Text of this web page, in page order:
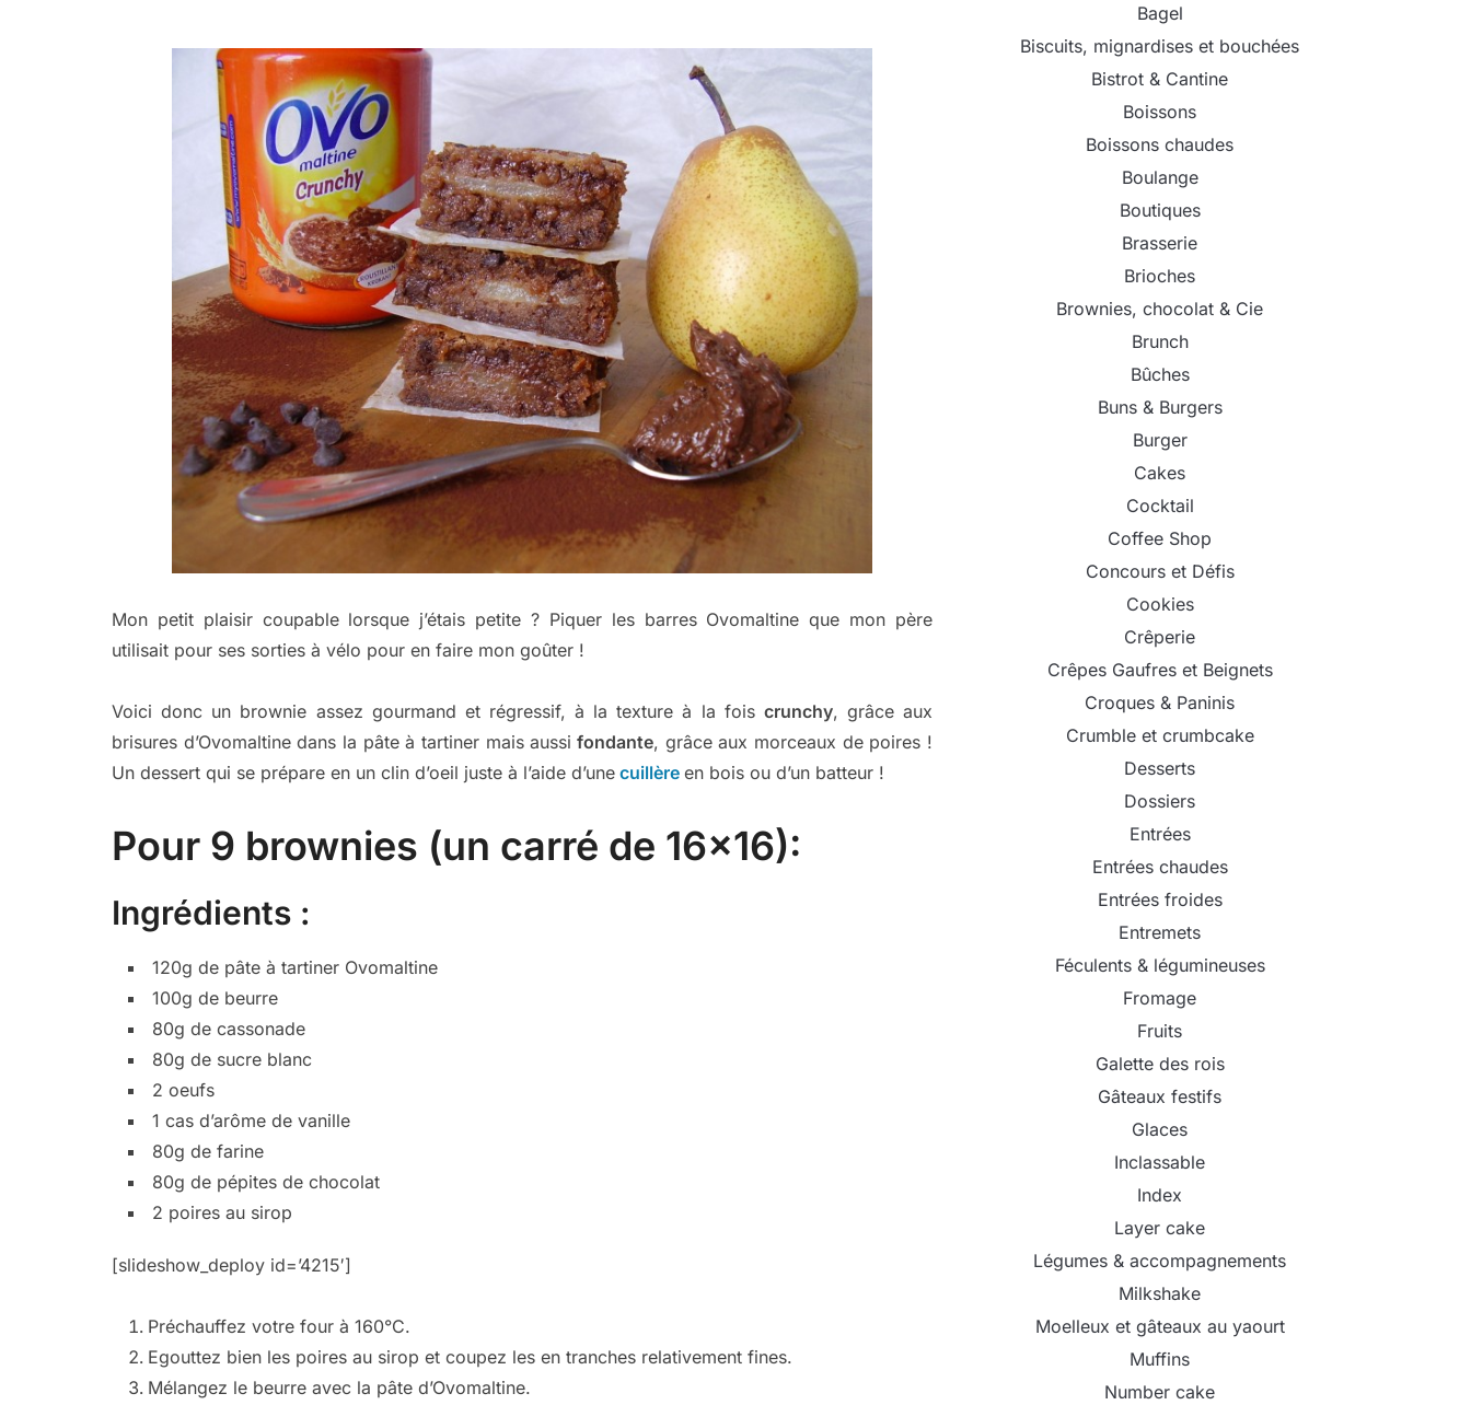
Mon petit plaisir coupable lorsque j’étais petite ? Piquer les barres Ovomaltine que mon père
utilisait pour ses sorties à vélo pour en faire mon goûter !
Voici donc un brownie assez gourmand et régressif, à la texture à la fois crunchy, grâce aux
brisures d’Ovomaltine dans la pâte à tartiner mais aussi fondante, grâce aux morceaux de poires !
Un dessert qui se prépare en un clin d’oeil juste à l’aide d’une cuillère en bois ou d’un batteur !
Pour 9 brownies (un carré de 16×16):
Ingrédients :
120g de pâte à tartiner Ovomaltine
100g de beurre
80g de cassonade
80g de sucre blanc
2 oeufs
1 cas d’arôme de vanille
80g de farine
80g de pépites de chocolat
2 poires au sirop
[slideshow_deploy id=’4215′]
Préchauffez votre four à 160°C.
Egouttez bien les poires au sirop et coupez les en tranches relativement fines.
Mélangez le beurre avec la pâte d’Ovomaltine.
Bagel
Biscuits, mignardises et bouchées
Bistrot & Cantine
Boissons
Boissons chaudes
Boulange
Boutiques
Brasserie
Brioches
Brownies, chocolat & Cie
Brunch
Bûches
Buns & Burgers
Burger
Cakes
Cocktail
Coffee Shop
Concours et Défis
Cookies
Crêperie
Crêpes Gaufres et Beignets
Croques & Paninis
Crumble et crumbcake
Desserts
Dossiers
Entrées
Entrées chaudes
Entrées froides
Entremets
Féculents & légumineuses
Fromage
Fruits
Galette des rois
Gâteaux festifs
Glaces
Inclassable
Index
Layer cake
Légumes & accompagnements
Milkshake
Moelleux et gâteaux au yaourt
Muffins
Number cake